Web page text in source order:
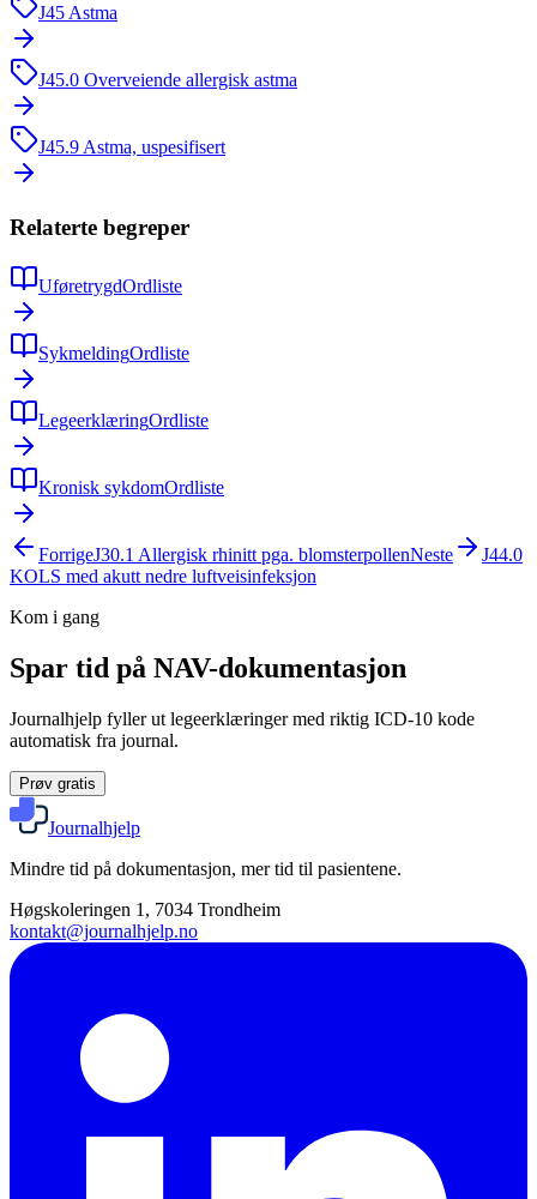
J45Astma
J45.0 Overveiende allergisk astma
J45.9Astma, uspesifisert
Relaterte begreper
UføretrygdOrdliste
SykmeldingOrdliste
LegeerklæringOrdliste
Kronisk sykdomOrdliste
ForrigeJ30.1 Allergisk rhinitt pga. blomsterpollenNeste
J44.0
KOLS med akutt nedre luftveisinfeksjon
Kom i gang
Spar tid på NAV-dokumentasjon
Journalhjelp fyller ut legeerklæringer med riktig ICD-10 kode
automatisk fra journal.
Prøv gratis
Journalhjelp
Mindre tid på dokumentasjon, mer tid til pasientene.
Høgskoleringen 1, 7034 Trondheim
kontakt@journalhjelp.no